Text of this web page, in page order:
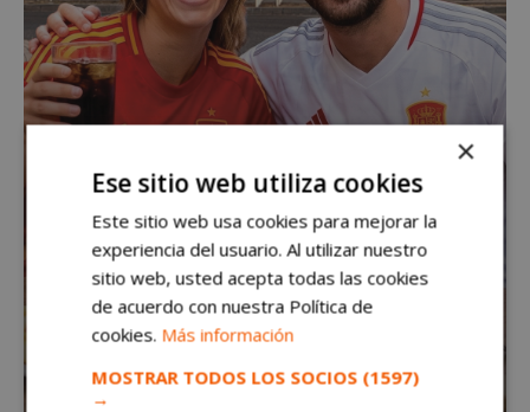
×
Ese sitio web utiliza cookies
Este sitio web usa cookies para mejorar la
experiencia del usuario. Al utilizar nuestro
sitio web, usted acepta todas las cookies
de acuerdo con nuestra Política de
cookies. Más información
MOSTRAR TODOS LOS SOCIOS (1597)
→